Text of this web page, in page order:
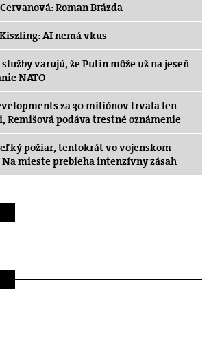
Roman Brázda
AI nemá vkus
varujú, že Putin môže už na jeseň
NATO
za 30 miliónov trvala len
Remišová podáva trestné oznámenie
požiar, tentokrát vo vojenskom
Na mieste prebieha intenzívny zásah